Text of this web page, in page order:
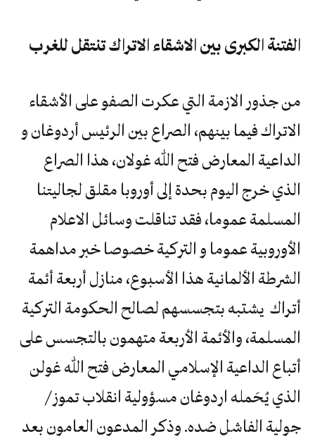
الفتنة الكبرى بين الاشقاء الاتراك تنتقل للغرب
من جذور الازمة التي عكرت الصفو على الأشقاء
الاتراك فيما بينهم، الصراع بين الرئيس أردوغان و
الداعية المعارض فتح الله غولان، هذا الصراع
الذي خرج اليوم بحدة إلى أوروبا مقلق لجاليتنا
المسلمة عموما، فقد تناقلت وسائل الاعلام
الأوروبية عموما و التركية خصوصا خبر مداهمة
الشرطة الألمانية هذا الأسبوع، منازل أربعة أئمة
أتراك يشتبه بتجسسهم لصالح الحكومة التركية
المسلمة، والأئمة الأربعة متهمون بالتجسس على
أتباع الداعية الإسلامي المعارض فتح الله غولن
الذي يُحَمله اردوغان مسؤولية انقلاب تموز /
جولية الفاشل ضده. وذكر المدعون العامون بعد